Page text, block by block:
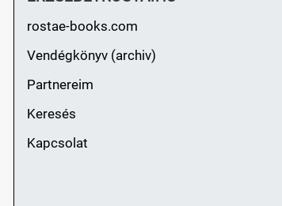
rostae-books.com
Vendégkönyv (archiv)
Partnereim
Keresés
Kapcsolat